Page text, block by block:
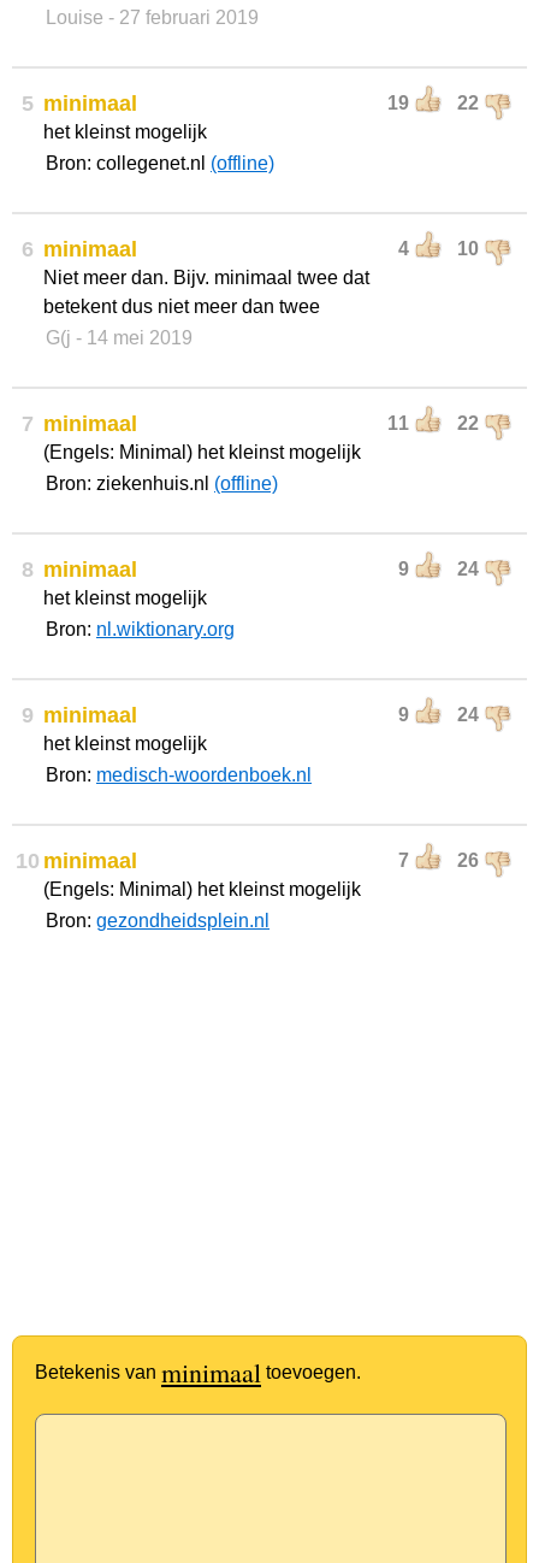
Louise - 27 februari 2019
5 19 22
minimaal
het kleinst mogelijk
Bron: collegenet.nl (offline)
6 4 10
minimaal
Niet meer dan. Bijv. minimaal twee dat
betekent dus niet meer dan twee
G(j - 14 mei 2019
7 11 22
minimaal
(Engels: Minimal) het kleinst mogelijk
Bron: ziekenhuis.nl (offline)
8 9 24
minimaal
het kleinst mogelijk
Bron: nl.wiktionary.org
9 9 24
minimaal
het kleinst mogelijk
Bron: medisch-woordenboek.nl
10 7 26
minimaal
(Engels: Minimal) het kleinst mogelijk
Bron: gezondheidsplein.nl
Betekenis van minimaal toevoegen.